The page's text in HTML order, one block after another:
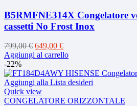
B5RMFNE314X Congelatore
cassetti No Frost Inox
799,00€ Il
prezzo
era:
799,00 €.
649,00 €Il
prezzo
è:
649,00 €.
Aggiungi al carrello
-22%
Aggiungi alla Lista desideri
Quick view
CONGELATORE ORIZZONTALE